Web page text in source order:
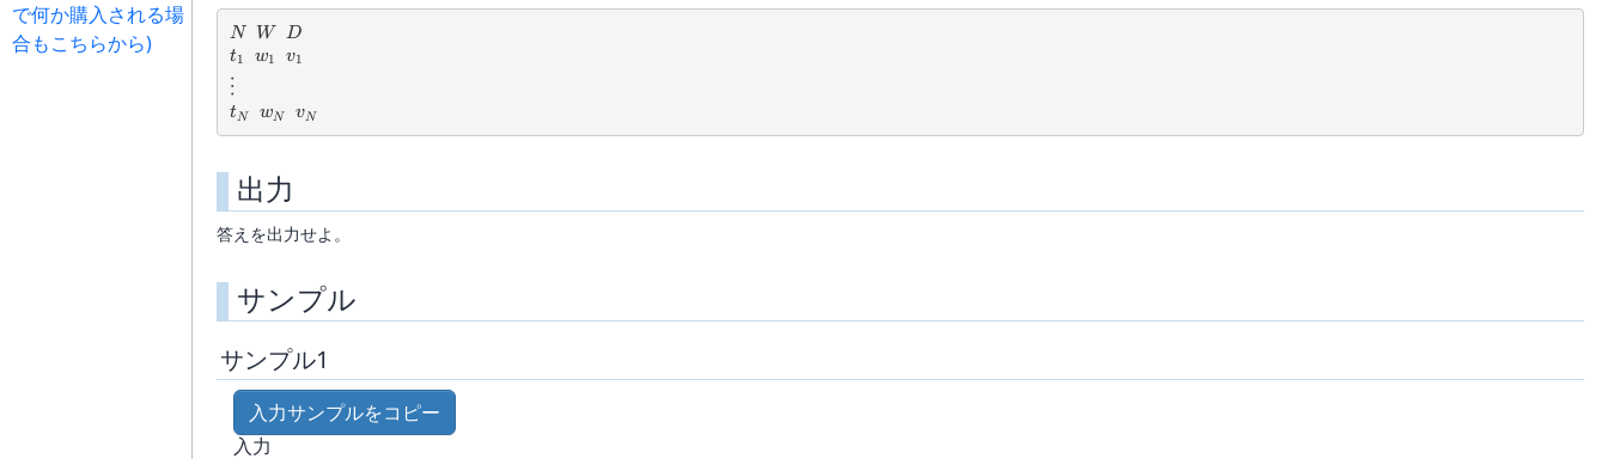
で何か購入される場
合もこちらから)
N
N W
W D
D
t_1
t1 w_1
w1 v_1
v1
\vdots
⋮
t_N
tN w_N
wN v_N
vN
出力
答えを出力せよ。
サンプル
サンプル1
入力サンプルをコピー
入力